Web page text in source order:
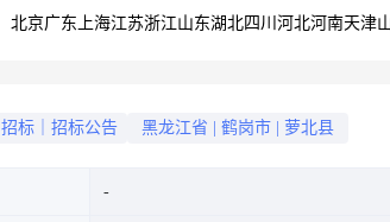
北京广东 上海江苏浙江山东湖北四川 河北河南天津
招标｜招标公告 黑龙江省 鹤岗市 萝北县